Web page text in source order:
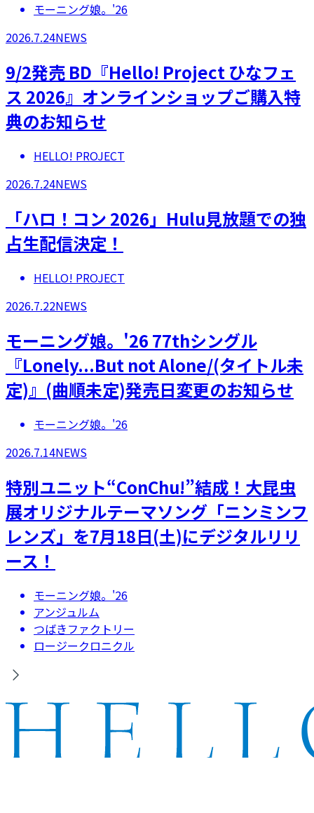
モーニング娘。'26
2026.7.24NEWS
9/2発売 BD『Hello! Project ひなフェ
ス 2026』オンラインショップご購入特
典のお知らせ
HELLO! PROJECT
2026.7.24NEWS
「ハロ！コン 2026」Hulu見放題での独
占生配信決定！
HELLO! PROJECT
2026.7.22NEWS
モーニング娘。'26 77thシングル
『Lonely...But not Alone/(タイトル未
定)』(曲順未定)発売日変更のお知らせ
モーニング娘。'26
2026.7.14NEWS
特別ユニット“ConChu!”結成！大昆虫
展オリジナルテーマソング「ニンミンフ
レンズ」を7月18日(土)にデジタルリリ
ース！
モーニング娘。'26
アンジュルム
つばきファクトリー
ロージークロニクル